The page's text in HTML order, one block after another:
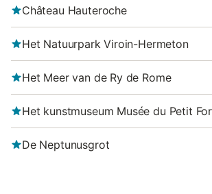
Château Hauteroche
Het Natuurpark Viroin-Hermeton
Het Meer van de Ry de Rome
Het kunstmuseum Musée du Petit
De Neptunusgrot